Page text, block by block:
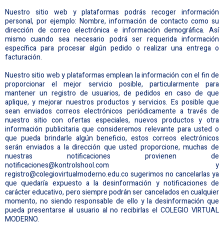
Nuestro sitio web y plataformas podrás recoger información
personal, por ejemplo: Nombre, información de contacto como su
dirección de correo electrónica e información demográfica. Así
mismo cuando sea necesario podrá ser requerida información
específica para procesar algún pedido o realizar una entrega o
facturación.
Nuestro sitio web y plataformas emplean la información con el fin de
proporcionar el mejor servicio posible, particularmente para
mantener un registro de usuarios, de pedidos en caso de que
aplique, y mejorar nuestros productos y servicios. Es posible que
sean enviados correos electrónicos periódicamente a través de
nuestro sitio con ofertas especiales, nuevos productos y otra
información publicitaria que consideremos relevante para usted o
que pueda brindarle algún beneficio, estos correos electrónicos
serán enviados a la dirección que usted proporcione, muchas de
nuestras notificaciones provienen de
notificaciones@kontrolshool.com y
registro@colegiovirtualmoderno.edu.co sugerimos no cancelarlas ya
que quedaría expuesto a la desinformación y notificaciones de
carácter educativo, pero siempre podrán ser cancelados en cualquier
momento, no siendo responsable de ello y la desinformación que
pueda presentarse al usuario al no recibirlas el COLEGIO VIRTUAL
MODERNO.